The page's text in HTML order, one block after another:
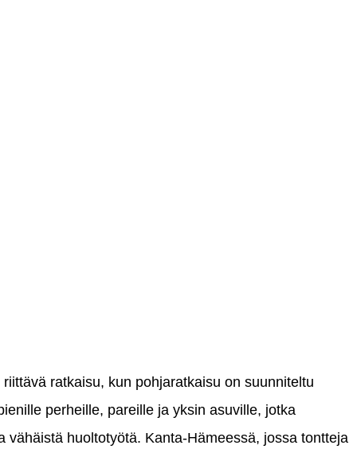
ratkaisu, kun pohjaratkaisu on suunniteltu
perheille, pareille ja yksin asuville, jotka
vähäistä huoltotyötä. Kanta-Hämeessä, jossa tontteja